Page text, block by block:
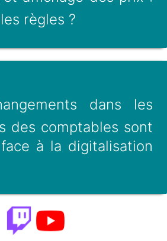
règles ?
dans les
des comptables sont
à la digitalisation